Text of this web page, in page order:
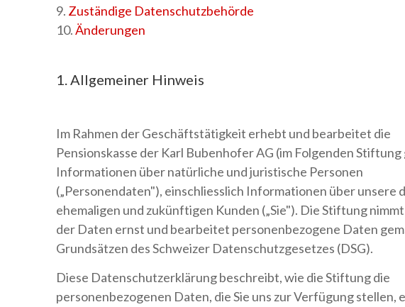
9. Zuständige Datenschutzbehörde
10.Änderungen
1. Allgemeiner Hinweis
Im Rahmen der Geschäftstätigkeit erhebt und bearbeitet die
Pensionskasse der Karl Bubenhofer AG (im Folgenden Stiftung
Informationen über natürliche und juristische Personen
(„Personendaten"), einschliesslich Informationen über unsere
ehemaligen und zukünftigen Kunden („Sie"). Die Stiftung
der Daten ernst und bearbeitet personenbezogene Daten
Grundsätzen des Schweizer Datenschutzgesetzes (DSG).
Diese Datenschutzerklärung beschreibt, wie die Stiftung die
personenbezogenen Daten, die Sie uns zur Verfügung stellen,